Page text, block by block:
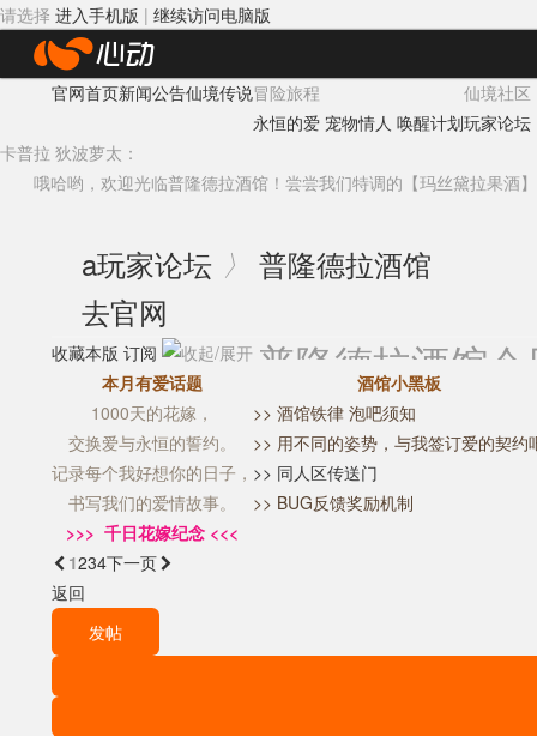
请选择 进入手机版 | 继续访问电脑版
心
动
络
官网首页新闻公告仙境传说冒险旅程
永恒的爱 宠物情人 唤醒计划
仙境社区
玩家论坛
卡普拉 狄波萝太：
哦哈哟，欢迎光临普隆德拉酒馆！尝尝我们特调的 【玛丝黛拉果酒】
a玩家论坛 〉 普隆德拉酒馆
去官网
收藏本版 订阅 普隆德拉酒馆
本月有爱话题
1000天的花嫁，
交换爱与永恒的誓约。
记录每个我好想你的日子，
书写我们的爱情故事。
>>> 千日花嫁纪念 <<<
酒馆小黑板
>> 酒馆铁律 泡吧须知
>> 用不同的姿势，与我签订爱的契约
>> 同人区传送门
>> BUG反馈奖励机制
 1234下一页
返回
发帖